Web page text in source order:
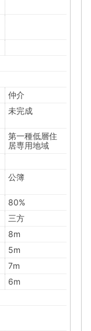
仲介
未完成
第一種低層住
居専用地域
公簿
80%
三方
8m
5m
7m
6m